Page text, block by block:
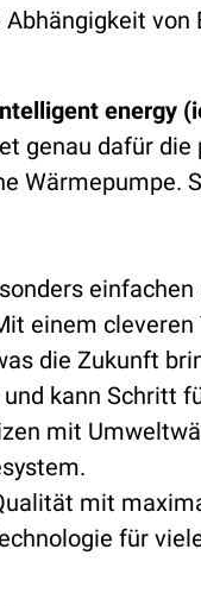
von
energy
genau dafür die
Wärmepumpe.
einem cleveren
die Zukunft
kann Schritt
mit
mit
für